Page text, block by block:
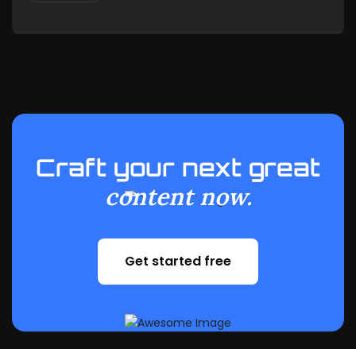
Craft your next great
content now.
Get started free